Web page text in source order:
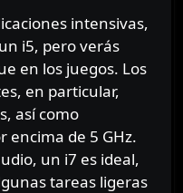
intensivas,
i5, pero verás
en los juegos. Los
en particular,
así como
encima de 5 GHz.
un i7 es ideal,
tareas ligeras